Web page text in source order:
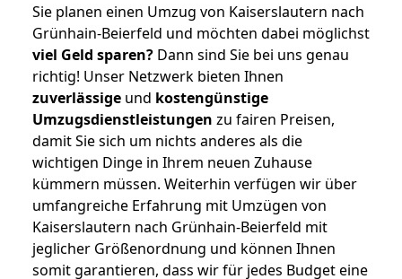
Sie planen einen Umzug von Kaiserslautern nach
Grünhain-Beierfeld und möchten dabei möglichst
viel Geld sparen? Dann sind Sie bei uns genau
richtig! Unser Netzwerk bieten Ihnen
zuverlässige und kostengünstige
Umzugsdienstleistungen zu fairen Preisen,
damit Sie sich um nichts anderes als die
wichtigen Dinge in Ihrem neuen Zuhause
kümmern müssen. Weiterhin verfügen wir über
umfangreiche Erfahrung mit Umzügen von
Kaiserslautern nach Grünhain-Beierfeld mit
jeglicher Größenordnung und können Ihnen
somit garantieren, dass wir für jedes Budget eine